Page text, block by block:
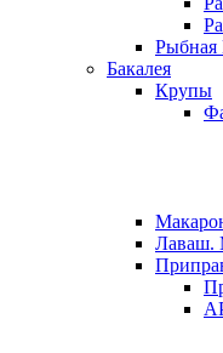
Рыбная
Бакалея
Крупы
Лаваш.